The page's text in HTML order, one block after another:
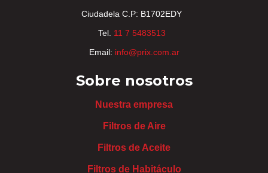
Ciudadela C.P: B1702EDY
Tel. 11 7 5483513
Email: info@prix.com.ar
Sobre nosotros
Nuestra empresa
Filtros de Aire
Filtros de Aceite
Filtros de Habitáculo